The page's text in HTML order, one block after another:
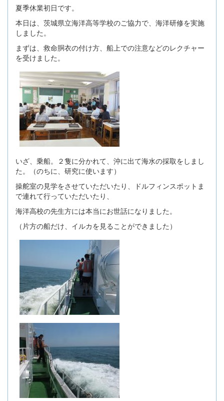
夏季休業初日です。
本日は、茨城県立海洋高等学校のご協力で、海洋研修を実施
しました。
まずは、救命胴衣の付け方、船上での注意などのレクチャー
を受けました。
いざ、乗船。２隻に分かれて、沖に出て海水の採取をしまし
た。（のちに、研究に使います）
操舵室の見学をさせていただいたり、ドルフィンスポットま
で連れて行っていただいたり、
海洋高校の先生方には本当にお世話になりました。
（片方の船だけ、イルカを見ることができました）